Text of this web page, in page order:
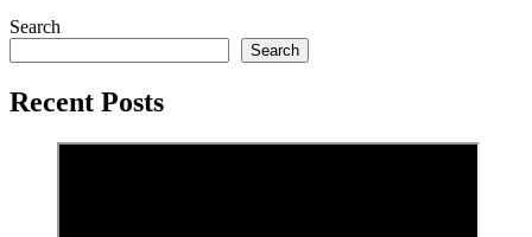
Search
Search
Recent Posts